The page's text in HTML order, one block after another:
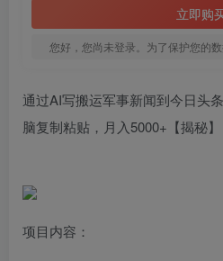
立即购
您好，您尚未登录。为了保护您的
通过AI写搬运军事新闻到今日头
脑复制粘贴，月入5000+【揭秘】
项目内容：